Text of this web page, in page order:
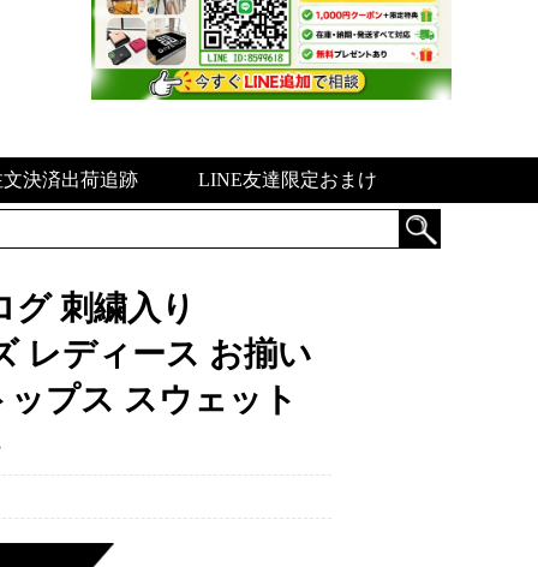
文決済出荷追跡 LINE友達限定おまけ
刺繍入り
レディース お揃い
プス スウェット